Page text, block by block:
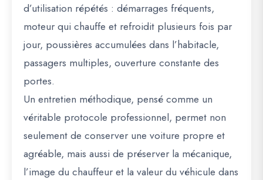
d’utilisation répétés : démarrages fréquents,
moteur qui chauffe et refroidit plusieurs fois par
jour, poussières accumulées dans l’habitacle,
passagers multiples, ouverture constante des
portes.
Un entretien méthodique, pensé comme un
véritable protocole professionnel, permet non
seulement de conserver une voiture propre et
agréable, mais aussi de préserver la mécanique,
l’image du chauffeur et la valeur du véhicule dans